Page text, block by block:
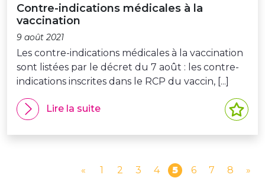
Contre-indications médicales à la
vaccination
9 août 2021
Les contre-indications médicales à la vaccination
sont listées par le décret du 7 août : les contre-
indications inscrites dans le RCP du vaccin, [...]
Lire la suite
« 1 2 3 4 5 6 7 8 »